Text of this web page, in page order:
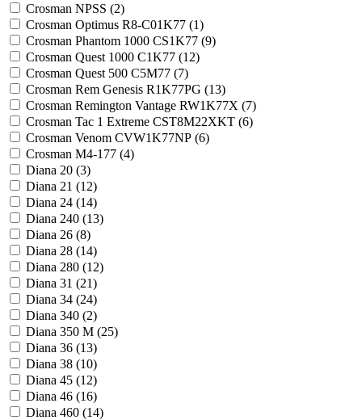
Crosman NPSS (2)
Crosman Optimus R8-C01K77 (1)
Crosman Phantom 1000 CS1K77 (9)
Crosman Quest 1000 C1K77 (12)
Crosman Quest 500 C5M77 (7)
Crosman Rem Genesis R1K77PG (13)
Crosman Remington Vantage RW1K77X (7)
Crosman Tac 1 Extreme CST8M22XKT (6)
Crosman Venom CVW1K77NP (6)
Crosman М4-177 (4)
Diana 20 (3)
Diana 21 (12)
Diana 24 (14)
Diana 240 (13)
Diana 26 (8)
Diana 28 (14)
Diana 280 (12)
Diana 31 (21)
Diana 34 (24)
Diana 340 (2)
Diana 350 M (25)
Diana 36 (13)
Diana 38 (10)
Diana 45 (12)
Diana 46 (16)
Diana 460 (14)